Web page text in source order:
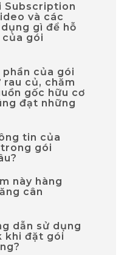
Subscription
và các
gì để hỗ
gói
của gói
củ, chăm
gốc hữu cơ
đạt những
tin của
gói
này hàng
cân
dẫn sử dụng
khi đặt gói